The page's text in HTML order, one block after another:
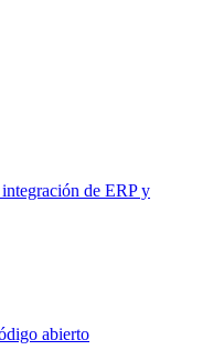
de ERP y
abierto